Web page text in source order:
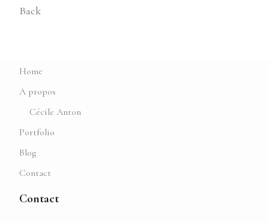
Back
Home
A propos
Cécile Anton
Portfolio
Blog
Contact
Contact